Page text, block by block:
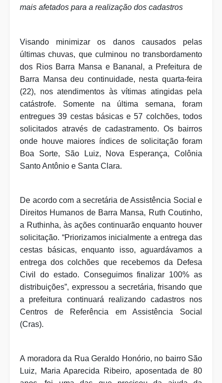
mais afetados para a realização dos cadastros
Visando minimizar os danos causados pelas
últimas chuvas, que culminou no transbordamento
dos Rios Barra Mansa e Bananal, a Prefeitura de
Barra Mansa deu continuidade, nesta quarta-feira
(22), nos atendimentos às vítimas atingidas pela
catástrofe. Somente na última semana, foram
entregues 39 cestas básicas e 57 colchões, todos
solicitados através de cadastramento. Os bairros
onde houve maiores índices de solicitação foram
Boa Sorte, São Luiz, Nova Esperança, Colônia
Santo Antônio e Santa Clara.
De acordo com a secretária de Assistência Social e
Direitos Humanos de Barra Mansa, Ruth Coutinho,
a Ruthinha, às ações continuarão enquanto houver
solicitação. “Priorizamos inicialmente a entrega das
cestas básicas, enquanto isso, aguardávamos a
entrega dos colchões que recebemos da Defesa
Civil do estado. Conseguimos finalizar 100% as
distribuições”, expressou a secretária, frisando que
a prefeitura continuará realizando cadastros nos
Centros de Referência em Assistência Social
(Cras).
A moradora da Rua Geraldo Honório, no bairro São
Luiz, Maria Aparecida Ribeiro, aposentada de 80